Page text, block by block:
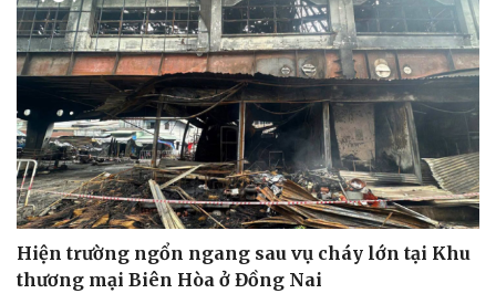
Hiện trường ngổn ngang sau vụ cháy lớn tại Khu
thương mại Biên Hòa ở Đồng Nai